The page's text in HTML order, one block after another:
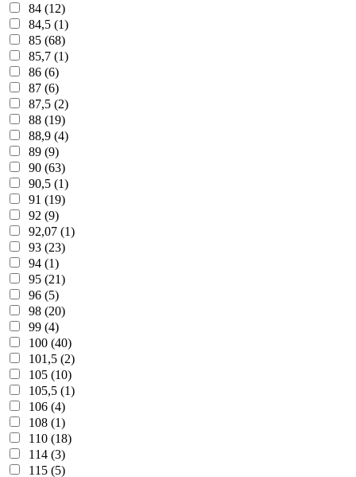
84 (12)
84,5 (1)
85 (68)
85,7 (1)
86 (6)
87 (6)
87,5 (2)
88 (19)
88,9 (4)
89 (9)
90 (63)
90,5 (1)
91 (19)
92 (9)
92,07 (1)
93 (23)
94 (1)
95 (21)
96 (5)
98 (20)
99 (4)
100 (40)
101,5 (2)
105 (10)
105,5 (1)
106 (4)
108 (1)
110 (18)
114 (3)
115 (5)